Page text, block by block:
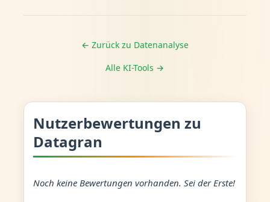
← Zurück zu Datenanalyse
Alle KI-Tools →
Nutzerbewertungen zu
Datagran
Noch keine Bewertungen vorhanden. Sei der Erste!